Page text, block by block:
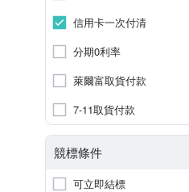
信用卡一次付清
分期0利率
萊爾富取貨付款
7-11取貨付款
競標條件
可立即結標